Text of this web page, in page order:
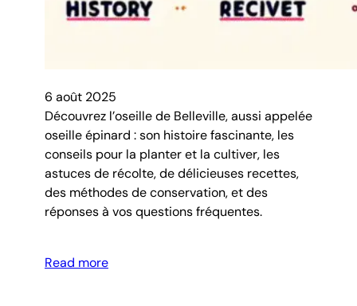
6 août 2025
Découvrez l’oseille de Belleville, aussi appelée
oseille épinard : son histoire fascinante, les
conseils pour la planter et la cultiver, les
astuces de récolte, de délicieuses recettes,
des méthodes de conservation, et des
réponses à vos questions fréquentes.
Read more